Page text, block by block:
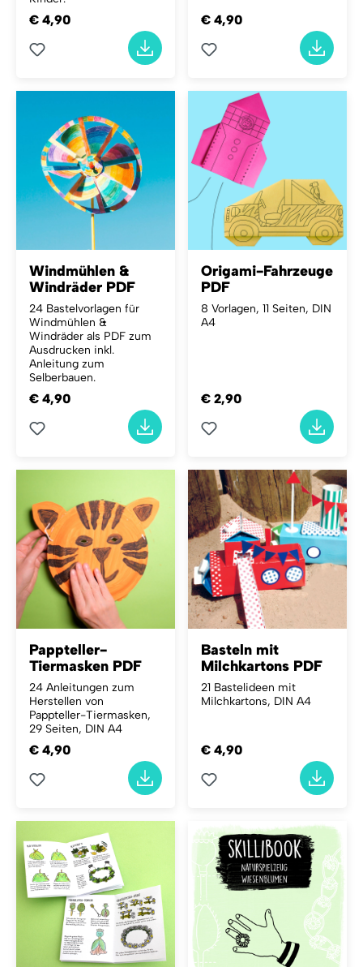
€ 4,90 € 4,90
Windmühlen &
Windräder PDF
24 Bastelvorlagen für
Windmühlen &
Windräder als PDF zum
Ausdrucken inkl.
Anleitung zum
Selberbauen.
€ 4,90
Origami-Fahrzeuge
PDF
8 Vorlagen, 11 Seiten, DIN
A4
€ 2,90
Pappteller-
Tiermasken PDF
24 Anleitungen zum
Herstellen von
Pappteller-Tiermasken,
29 Seiten, DIN A4
€ 4,90
Basteln mit
Milchkartons PDF
21 Bastelideen mit
Milchkartons, DIN A4
€ 4,90